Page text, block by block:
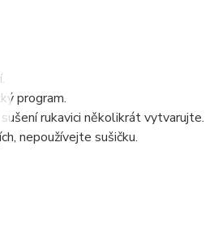
program.
rukavici několikrát vytvarujte.
nepoužívejte sušičku.